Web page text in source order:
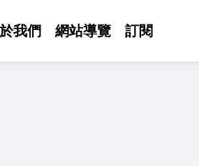
我們 網站導覽 訂閱